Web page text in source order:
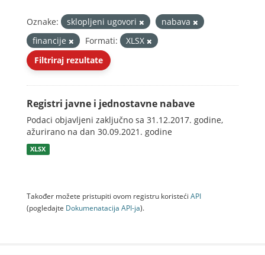
Oznake: sklopljeni ugovori
nabava
financije
Formati:
XLSX
Filtriraj rezultate
Registri javne i jednostavne nabave
Podaci objavljeni zaključno sa 31.12.2017. godine,
ažurirano na dan 30.09.2021. godine
XLSX
Također možete pristupiti ovom registru koristeći API
(pogledajte Dokumenаtаcijа API-jа).